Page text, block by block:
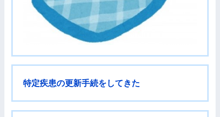
特定疾患の更新手続をしてきた